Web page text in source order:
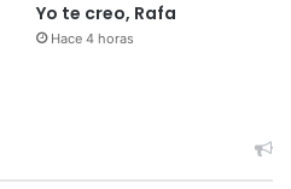
Yo te creo, Rafa
Hace 4 horas